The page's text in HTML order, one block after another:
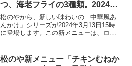
つ、海老フライの3種類。2024年
3月13日15時から
松のやから、新しい味わいの「中華風あ
んかけ」シリーズが2024年3月13日15時
に登場します。この新メニューは、ロー
玉子ととろとろのあんかけが特徴です。
メニュー詳細中...
松のや新メニュー「チキンむねか